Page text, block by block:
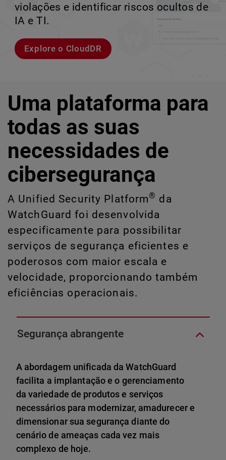
corporativos de alta velocidade.
Explorar modelos
violações e identificar riscos ocultos de
IA e TI.
Explore o CloudDR
perder o ritmo.
Conheça Rai
crescimento escalável.
Conheça o WatchGuard EDR
Uma plataforma para
todas as suas
necessidades de
cibersegurança
A Unified Security Platform® da
WatchGuard foi desenvolvida
especificamente para possibilitar
serviços de segurança eficientes e
poderosos com maior escala e
velocidade, proporcionando também
eficiências operacionais.
Segurança abrangente
A abordagem unificada da WatchGuard
facilita a implantação e o gerenciamento
da variedade de produtos e serviços
necessários para modernizar, amadurecer e
dimensionar sua segurança diante do
cenário de ameaças cada vez mais
complexo de hoje.